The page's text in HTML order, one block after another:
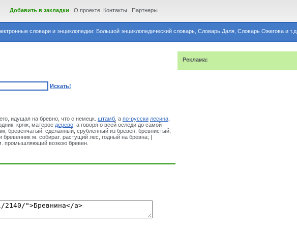
словари и энциклопедии: Большой энциклопедический словарь, Словарь Даля, Словарь Ожегова и т.д.
Добавить в закладки О проекте Контакты Партнеры
Искать!
его, идущая на бревно, что с немецк. штамб , а по-русски лесина
кряж, матерое дерево , а говоря о всей оследи до самой
бревенчатый, сделанный, срубленный из бревен; бревнистый,
м. собират. растущий лес, годный на бревна; |
промышляющий возкою бревен.
Реклама: